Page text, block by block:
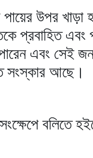
উপর খাড়া
প্রবাহিত এবং
এবং সেই
সংস্কার আছে।